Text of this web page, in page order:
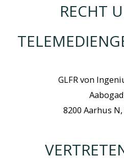
RECHT
GLFR von
8200 Aarhus